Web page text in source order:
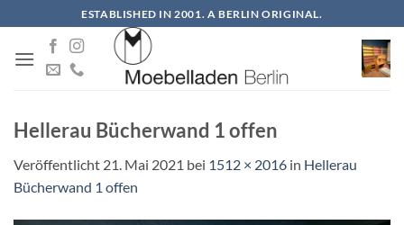
Inhalt
springen
ESTABLISHED IN 2001. A BERLIN ORIGINAL.
Hellerau Bücherwand 1 offen
Veröffentlicht 21. Mai 2021 bei 1512 × 2016 in Hellerau
Bücherwand 1 offen